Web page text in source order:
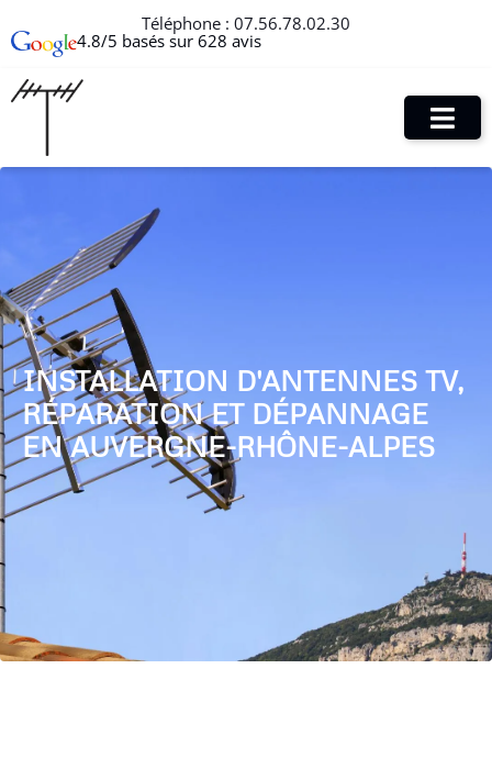
Téléphone : 07.56.78.02.30
4.8/5 basés sur 628 avis
INSTALLATION D'ANTENNES TV,
RÉPARATION ET DÉPANNAGE
EN AUVERGNE-RHÔNE-ALPES